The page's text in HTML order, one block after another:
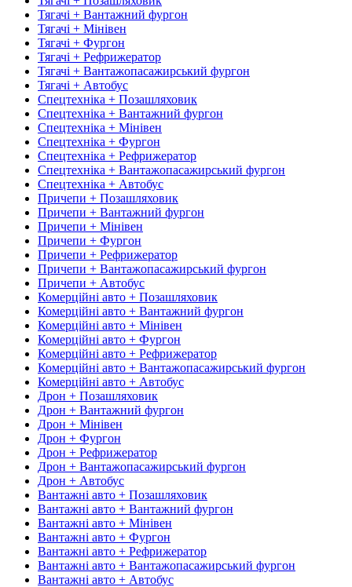
Тягачі + Вантажний фургон
Тягачі + Мінівен
Тягачі + Фургон
Тягачі + Рефрижератор
Тягачі + Вантажопасажирський фургон
Тягачі + Автобус
Спецтехніка + Позашляховик
Спецтехніка + Вантажний фургон
Спецтехніка + Мінівен
Спецтехніка + Фургон
Спецтехніка + Рефрижератор
Спецтехніка + Вантажопасажирський фургон
Спецтехніка + Автобус
Причепи + Позашляховик
Причепи + Вантажний фургон
Причепи + Мінівен
Причепи + Фургон
Причепи + Рефрижератор
Причепи + Вантажопасажирський фургон
Причепи + Автобус
Комерційні авто + Позашляховик
Комерційні авто + Вантажний фургон
Комерційні авто + Мінівен
Комерційні авто + Фургон
Комерційні авто + Рефрижератор
Комерційні авто + Вантажопасажирський фургон
Комерційні авто + Автобус
Дрон + Позашляховик
Дрон + Вантажний фургон
Дрон + Мінівен
Дрон + Фургон
Дрон + Рефрижератор
Дрон + Вантажопасажирський фургон
Дрон + Автобус
Вантажні авто + Позашляховик
Вантажні авто + Вантажний фургон
Вантажні авто + Мінівен
Вантажні авто + Фургон
Вантажні авто + Рефрижератор
Вантажні авто + Вантажопасажирський фургон
Вантажні авто + Автобус